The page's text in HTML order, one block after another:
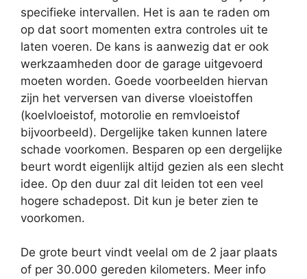
specifieke intervallen. Het is aan te raden om
op dat soort momenten extra controles uit te
laten voeren. De kans is aanwezig dat er ook
werkzaamheden door de garage uitgevoerd
moeten worden. Goede voorbeelden hiervan
zijn het verversen van diverse vloeistoffen
(koelvloeistof, motorolie en remvloeistof
bijvoorbeeld). Dergelijke taken kunnen latere
schade voorkomen. Besparen op een dergelijke
beurt wordt eigenlijk altijd gezien als een slecht
idee. Op den duur zal dit leiden tot een veel
hogere schadepost. Dit kun je beter zien te
voorkomen.
De grote beurt vindt veelal om de 2 jaar plaats
of per 30.000 gereden kilometers. Meer info